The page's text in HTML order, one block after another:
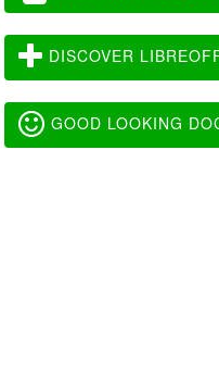
DISCOVER
GOOD LOOKING